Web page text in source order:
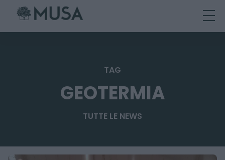
TAG
GEOTERMIA
TUTTE LE NEWS